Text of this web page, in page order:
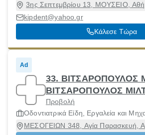
3ης Σεπτεμβρίου 13, ΜΟΥΣΕΙΟ,
kipdent@yahoo.gr
Κάλεσε Τώρα
Ad
33. ΒΙΤΣΑΡΟΠΟΥΛΟΣ
ΒΙΤΣΑΡΟΠΟΥΛΟΣ
Προβολή
Οδοντιατρικά Είδη, Εργαλεία και
ΜΕΣΟΓΕΙΩΝ 348, Αγία Παρασκευή,